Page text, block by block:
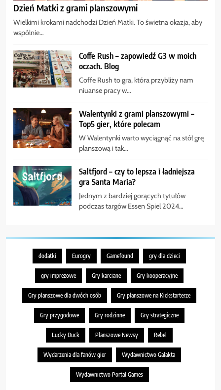
Dzień Matki z grami planszowymi
Wielkimi krokami nadchodzi Dzień Matki. To świetna okazja, aby
wspólnie…
Coffe Rush – zapowiedź G3 w moich
oczach. Blog
Coffe Rush to gra, która przybliży nam
niuanse pracy w…
Walentynki z grami planszowymi –
Top5 gier, które polecam
W Walentynki warto wyciągnąć na stół grę
planszową i tak…
Saltfjord – czy to lepsza i ładniejsza
gra Santa Maria?
Jednym z bardziej gorących tytułów
podczas targów Essen Spiel 2024…
dodatki Eurogry Gamefound gry dla dzieci
gry imprezowe Gry karciane Gry kooperacyjne
Gry planszowe dla dwóch osób Gry planszowe na Kickstarterze
Gry przygodowe Gry rodzinne Gry strategiczne
Lucky Duck Planszowe Newsy Rebel
Wydarzenia dla fanów gier Wydawnictwo Galakta
Wydawnictwo Portal Games